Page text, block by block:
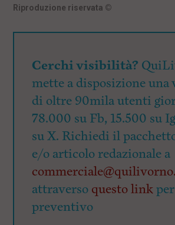
Riproduzione riservata ©
Cerchi visibilità?
mette a disposizione
di oltre 90mila utenti
78.000 su Fb, 15.500 su
su X. Richiedi il
e/o articolo redazionale a
attraverso questo link
preventivo